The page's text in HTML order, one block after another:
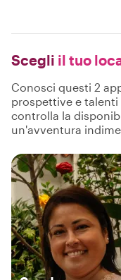
Scegli il tuo
Conosci questi 2
prospettive e
controlla la
un'avventura